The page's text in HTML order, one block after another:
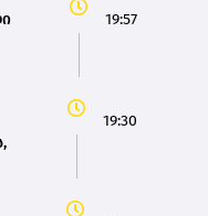
19:57
19:30